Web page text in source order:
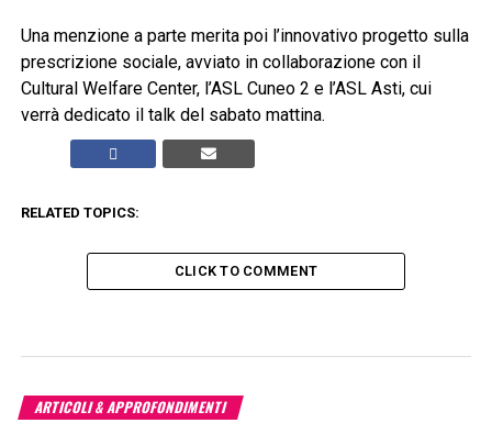
Una menzione a parte merita poi l’innovativo progetto sulla
prescrizione sociale, avviato in collaborazione con il
Cultural Welfare Center, l’ASL Cuneo 2 e l’ASL Asti, cui
verrà dedicato il talk del sabato mattina.
RELATED TOPICS:
CLICK TO COMMENT
ARTICOLI & APPROFONDIMENTI